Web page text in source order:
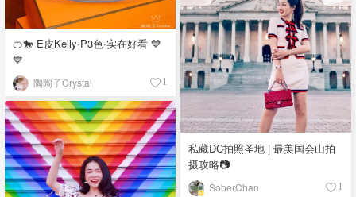
🍊🐎 E皮Kelly·P3色·实在好看 💙
💙
陶陶子Crystal 1
私藏DC拍照圣地 | 最美国会山拍
摄攻略📷
SoberChan 1